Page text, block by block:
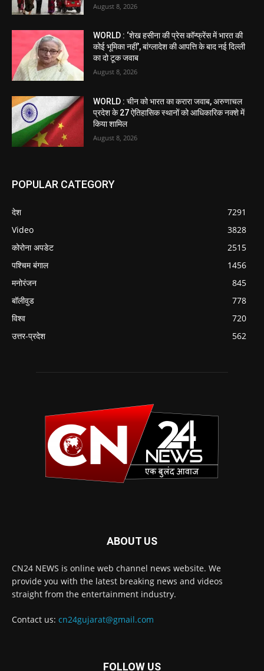
August 8, 2026
WORLD : ‘शेख हसीना की प्रेस कॉन्फ्रेंस में भारत की
कोई भूमिका नहीं’, बांग्लादेश की आपत्ति के बाद नई दिल्ली
का दो टूक जवाब
August 8, 2026
WORLD : चीन को भारत का करारा जवाब, अरुणाचल
प्रदेश के 27 ऐतिहासिक स्थानों को आधिकारिक नक्शे में
किया शामिल
August 8, 2026
POPULAR CATEGORY
देश
7291
Video
3828
कोरोना अपडेट
2515
पश्चिम बंगाल
1456
मनोरंजन
845
बॉलीवुड
778
विश्व
720
उत्तर-प्रदेश
562
ABOUT US
CN24 NEWS is online web channel news website. We
provide you with the latest breaking news and videos
straight from the entertainment industry.
Contact us: cn24gujarat@gmail.com
FOLLOW US